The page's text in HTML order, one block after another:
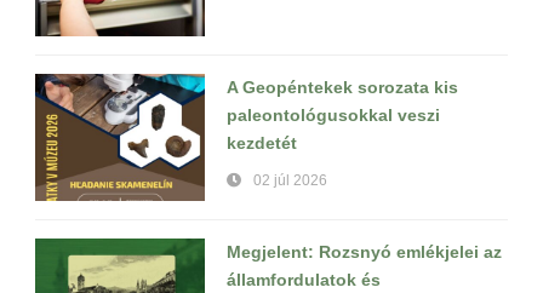
A Geopéntekek sorozata kis
paleontológusokkal veszi
kezdetét
02 júl 2026
Megjelent: Rozsnyó emlékjelei az
államfordulatok és